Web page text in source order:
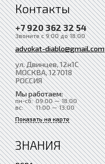
Контакты
+7 920 362 32 54
Звоните с 9:00 до 18:00
advokat-diablo@gmail.com
ул. Двинцев, 12к1С
МОСКВА, 127018
РОССИЯ
Мы работаем:
пн-сб: 09:00 — 18:00
вс:
11:00 — 13:00
Показать на карте
ЗНАНИЯ